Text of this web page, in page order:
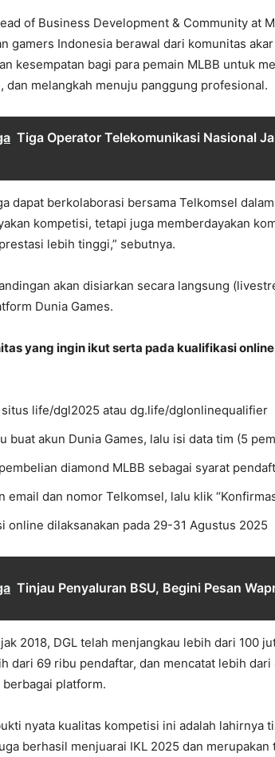
of Business Development & Community at
gamers Indonesia berawal dari komunitas
kesempatan bagi para pemain MLBB untuk
dan melangkah menuju panggung profesional.
Tiga Operator Telekomunikasi Nasional
dapat berkolaborasi bersama Telkomsel
kompetisi, tetapi juga memberdayakan
lebih tinggi,” sebutnya.
akan disiarkan secara langsung
Dunia Games.
yang ingin ikut serta pada kualifikasi
situs life/dgl2025 atau dg.life/dglonlinequalifier
buat akun Dunia Games, lalu isi data tim (5
diamond MLBB sebagai syarat
email dan nomor Telkomsel, lalu klik
online dilaksanakan pada 29-31 Agustus 2025
Tinjau Penyaluran BSU, Begini Pesan
2018, DGL telah menjangkau lebih dari 100
dari 69 ribu pendaftar, dan mencatat lebih
platform.
nyata kualitas kompetisi ini adalah lahirnya
berhasil menjuarai IKL 2025 dan merupakan